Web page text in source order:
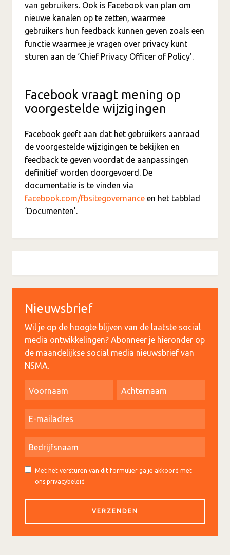
van gebruikers. Ook is Facebook van plan om
nieuwe kanalen op te zetten, waarmee
gebruikers hun feedback kunnen geven zoals een
functie waarmee je vragen over privacy kunt
sturen aan de ‘Chief Privacy Officer of Policy’.
Facebook vraagt mening op
voorgestelde wijzigingen
Facebook geeft aan dat het gebruikers aanraad
de voorgestelde wijzigingen te bekijken en
feedback te geven voordat de aanpassingen
definitief worden doorgevoerd. De
documentatie is te vinden via
facebook.com/fbsitegovernance en het tabblad
‘Documenten’.
Nieuwsbrief
Wil je op de hoogte blijven van de laatste social
media ontwikkelingen? Abonneer je hieronder op
de maandelijkse social media nieuwsbrief van
NSMA.
Met het versturen van dit formulier ga je akkoord met
ons privacybeleid